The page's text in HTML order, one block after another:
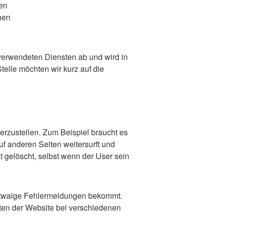
Diensten ab und wird in
möchten wir kurz auf die
Zum Beispiel braucht es
anderen Seiten weitersurft und
selbst wenn der User sein
Fehlermeldungen bekommt.
der Website bei verschiedenen